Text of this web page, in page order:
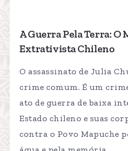
A Guerra Pela Terra: O
Extrativista Chileno
O assassinato de Julia
crime comum. É um
ato de guerra de baixa
Estado chileno e suas
contra o Povo Mapuche